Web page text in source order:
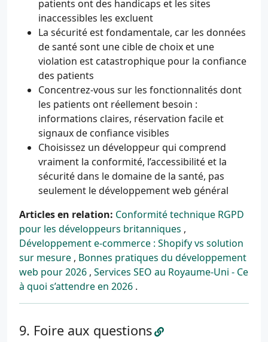
patients ont des handicaps et les sites
inaccessibles les excluent
La sécurité est fondamentale, car les données
de santé sont une cible de choix et une
violation est catastrophique pour la confiance
des patients
Concentrez-vous sur les fonctionnalités dont
les patients ont réellement besoin :
informations claires, réservation facile et
signaux de confiance visibles
Choisissez un développeur qui comprend
vraiment la conformité, l’accessibilité et la
sécurité dans le domaine de la santé, pas
seulement le développement web général
Articles en relation: Conformité technique RGPD
pour les développeurs britanniques ,
Développement e-commerce : Shopify vs solution
sur mesure , Bonnes pratiques du développement
web pour 2026 , Services SEO au Royaume-Uni - Ce
à quoi s’attendre en 2026 .
Foire aux questions